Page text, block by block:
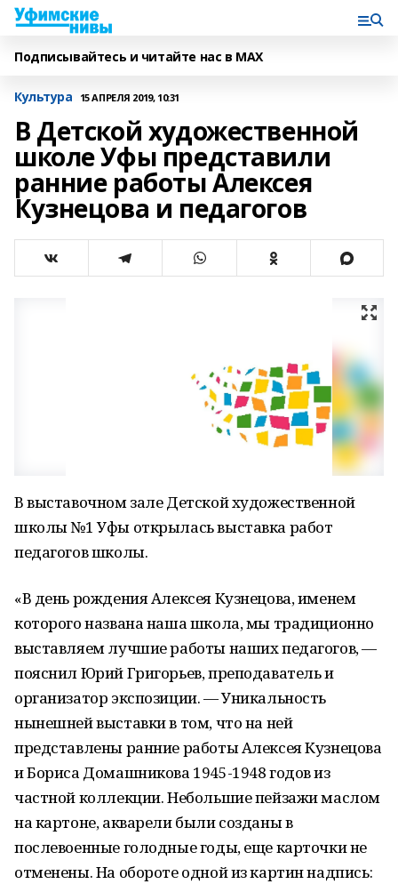
Подписывайтесь и читайте нас в MAX
Культура 15 АПРЕЛЯ 2019, 10:31
В Детской художественной
школе Уфы представили
ранние работы Алексея
Кузнецова и педагогов
В выставочном зале Детской художественной
школы №1 Уфы открылась выставка работ
педагогов школы.
«В день рождения Алексея Кузнецова, именем
которого названа наша школа, мы традиционно
выставляем лучшие работы наших педагогов, —
пояснил Юрий Григорьев, преподаватель и
организатор экспозиции. — Уникальность
нынешней выставки в том, что на ней
представлены ранние работы Алексея Кузнецова
и Бориса Домашникова 1945-1948 годов из
частной коллекции. Небольшие пейзажи маслом
на картоне, акварели были созданы в
послевоенные голодные годы, еще карточки не
отменены. На обороте одной из картин надпись: